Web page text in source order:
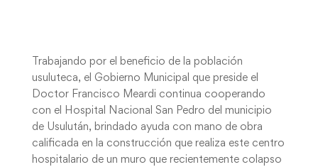
Trabajando por el beneficio de la población
usuluteca, el Gobierno Municipal que preside el
Doctor Francisco Meardi continua cooperando
con el Hospital Nacional San Pedro del municipio
de Usulután, brindado ayuda con mano de obra
calificada en la construcción que realiza este centro
hospitalario de un muro que recientemente colapso